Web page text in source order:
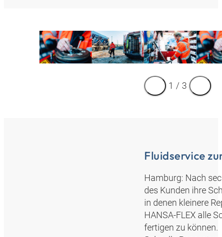
1 / 3
Fluidservice
Hamburg: Nach
des Kunden ihre
in denen kleinere
HANSA‑FLEX alle
fertigen zu können.